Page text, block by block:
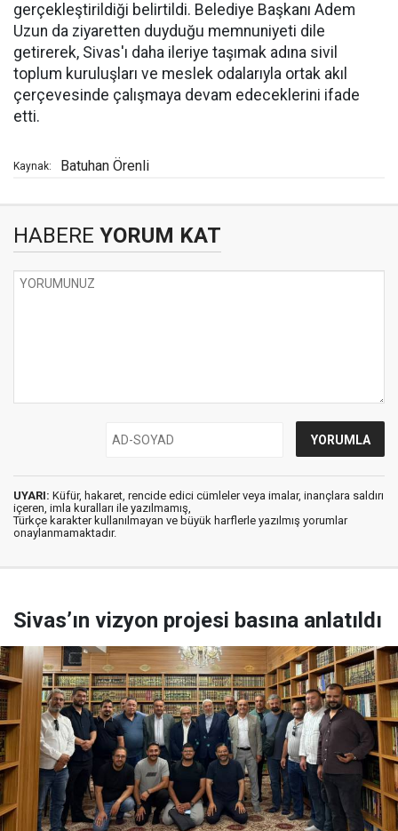
gerçekleştirildiği belirtildi. Belediye Başkanı Adem
Uzun da ziyaretten duyduğu memnuniyeti dile
getirerek, Sivas'ı daha ileriye taşımak adına sivil
toplum kuruluşları ve meslek odalarıyla ortak akıl
çerçevesinde çalışmaya devam edeceklerini ifade
etti.
Kaynak: Batuhan Örenli
HABERE YORUM KAT
UYARI: Küfür, hakaret, rencide edici cümleler veya imalar, inançlara saldırı
içeren, imla kuralları ile yazılmamış,
Türkçe karakter kullanılmayan ve büyük harflerle yazılmış yorumlar
onaylanmamaktadır.
Sivas’ın vizyon projesi basına anlatıldı